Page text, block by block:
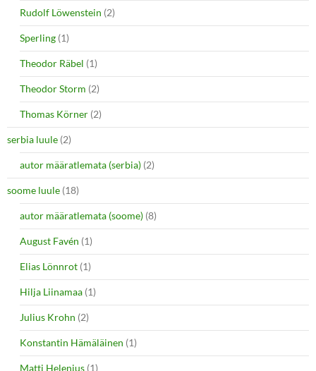
Rudolf Löwenstein (2)
Sperling (1)
Theodor Räbel (1)
Theodor Storm (2)
Thomas Körner (2)
serbia luule (2)
autor määratlemata (serbia) (2)
soome luule (18)
autor määratlemata (soome) (8)
August Favén (1)
Elias Lönnrot (1)
Hilja Liinamaa (1)
Julius Krohn (2)
Konstantin Hämäläinen (1)
Matti Helenius (1)